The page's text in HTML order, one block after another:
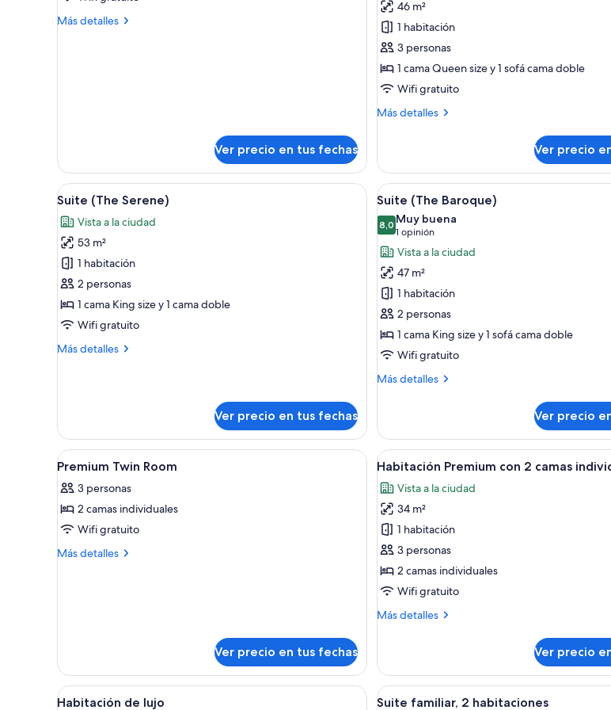
Premium
Más detalles
Más
Ver precio en tus fechas
Suite
(The
Splendor)
46 m²
1 habitación
3 personas
1 cama Queen size y 1 sofá cama doble
Wifi gratuito
Más detalles
Más
(The
Splendor)
Ver precio
Ver
todas
las
fotos
de
Suite
(The
Serene)
Una habitación de hotel moderna con una cama grande, un televisor de pantalla
6
Suite (The Serene)
Vista a la ciudad
53 m²
1 habitación
2 personas
1 cama King size y 1 cama doble
Wifi gratuito
Más detalles
Más
Ver precio en tus fechas
Ver
todas
las
fotos
de
Suite
(The
Baroque)
Habitación de
8
Suite (The Baroque)
8,08,0 de 10
Muy buena
1 opinión
(1
opinión)
Vista a la ciudad
47 m²
1 habitación
2 personas
1 cama King size y 1 sofá cama doble
Wifi gratuito
Más detalles
Más
(The
Baroque)
Ver precio
Ver
todas
las
fotos
de
Premium
1 habitación y ropa de cama de alta calidad
9
Premium Twin Room
3 personas
2 camas individuales
Wifi gratuito
Más detalles
Más
Ver precio en tus fechas
Ver
todas
las
fotos
de
Habitación
Premium
con
camas
Habitación de
4
Habitación Premium con 2 camas
Vista a la ciudad
34 m²
1 habitación
3 personas
2 camas individuales
Wifi gratuito
Más detalles
Más
Premium
con
2
Ver precio
Ver
Un baño moderno con una bañera independiente, un inodoro y un espejo grande
8
Habitación de lujo
Ver
Una habitación
5
Suite familiar, 2 habitaciones